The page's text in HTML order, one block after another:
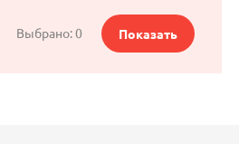
Выбрано:0 Показать